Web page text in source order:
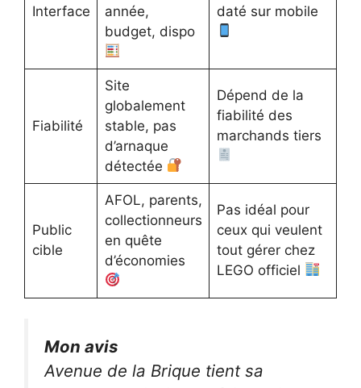
Interface
année,
budget, dispo
daté sur mobile
Fiabilité
Site
globalement
stable, pas
d’arnaque
détectée
Dépend de la
fiabilité des
marchands tiers
Public
cible
AFOL, parents,
collectionneurs
en quête
d’économies
Pas idéal pour
ceux qui veulent
tout gérer chez
LEGO officiel
Mon avis
Avenue de la Brique tient sa